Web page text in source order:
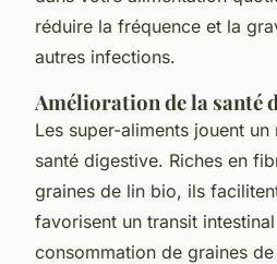
réduire la fréquence et la
autres infections.
Amélioration de la santé
Les super-aliments jouent
santé digestive. Riches en
graines de lin bio, ils
favorisent un transit
consommation de graines